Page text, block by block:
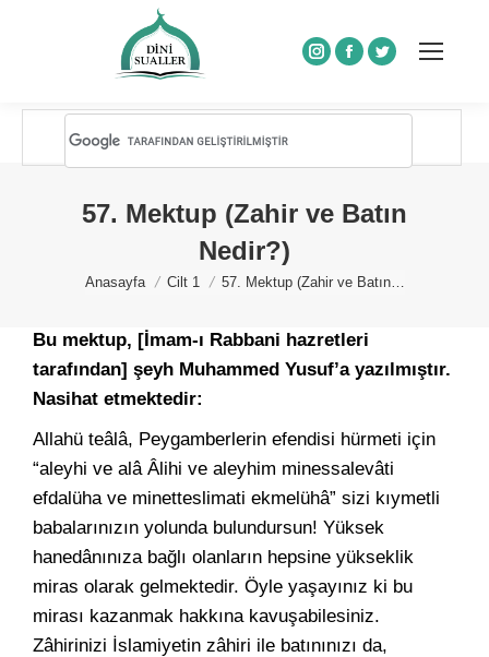
Instagram
Facebook
Twitter
57. Mektup (Zahir ve Batın
Nedir?)
You are here:
Anasayfa Cilt 1 57. Mektup (Zahir ve Batın…
Bu mektup, [İmam-ı Rabbani hazretleri
tarafından] şeyh Muhammed Yusuf’a yazılmıştır.
Nasihat etmektedir:
Allahü teâlâ, Peygamberlerin efendisi hürmeti için
“aleyhi ve alâ Âlihi ve aleyhim minessalevâti
efdalüha ve minetteslimati ekmelühâ” sizi kıymetli
babalarınızın yolunda bulundursun! Yüksek
hanedânınıza bağlı olanların hepsine yükseklik
miras olarak gelmektedir. Öyle yaşayınız ki bu
mirası kazanmak hakkına kavuşabilesiniz.
Zâhirinizi İslamiyetin zâhiri ile batınınızı da,